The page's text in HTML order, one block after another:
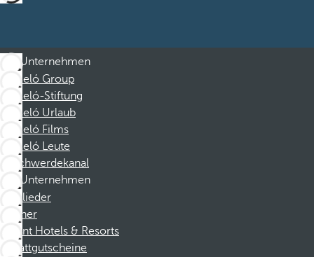
Unternehmen
Barceló Group
Barceló-Stiftung
Barceló Urlaub
Barceló Films
Barceló Leute
Beschwerdekanal
Unternehmen
Mitglieder
Partner
Dorint Hotels & Resorts
Rabattgutscheine